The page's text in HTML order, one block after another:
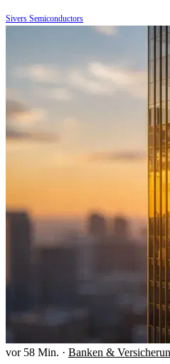
Sivers Semiconductors
vor 58 Min. · Banken &